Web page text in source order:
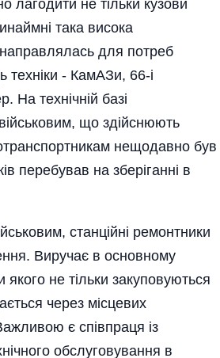
лагодити не тільки кузови
така висока
направлялась для потреб
техніки - КамАЗи, 66-і
технічній базі
що здійснюють
нещодавно був
перебував на зберіганні в
станційні ремонтники
Виручає в основному
якого не тільки закуповуються
через місцевих
є співпраця із
обслуговування в